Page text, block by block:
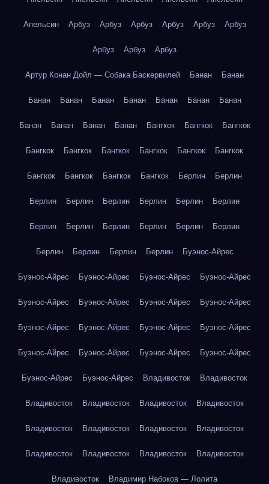
Апельсин Арбуз Арбуз Арбуз Арбуз Арбуз Арбуз
Арбуз Арбуз Арбуз
Артур Конан Дойл — Собака Баскервилей Банан Банан
Банан Банан Банан Банан Банан Банан Банан
Банан Банан Банан Банан Бангкок Бангкок Бангкок
Бангкок Бангкок Бангкок Бангкок Бангкок Бангкок
Бангкок Бангкок Бангкок Бангкок Берлин Берлин
Берлин Берлин Берлин Берлин Берлин Берлин
Берлин Берлин Берлин Берлин Берлин Берлин
Берлин Берлин Берлин Берлин Буэнос-Айрес
Буэнос-Айрес Буэнос-Айрес Буэнос-Айрес Буэнос-Айрес
Буэнос-Айрес Буэнос-Айрес Буэнос-Айрес Буэнос-Айрес
Буэнос-Айрес Буэнос-Айрес Буэнос-Айрес Буэнос-Айрес
Буэнос-Айрес Буэнос-Айрес Буэнос-Айрес Буэнос-Айрес
Буэнос-Айрес Буэнос-Айрес Владивосток Владивосток
Владивосток Владивосток Владивосток Владивосток
Владивосток Владивосток Владивосток Владивосток
Владивосток Владивосток Владивосток Владивосток
Владивосток Владимир Набоков — Лолита